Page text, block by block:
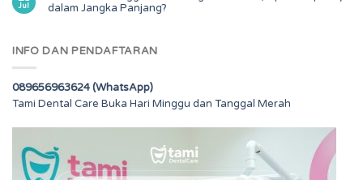
Jul
dalam Jangka Panjang?
INFO DAN PENDAFTARAN
089656963624 (WhatsApp)
Tami Dental Care Buka Hari Minggu dan Tanggal Merah